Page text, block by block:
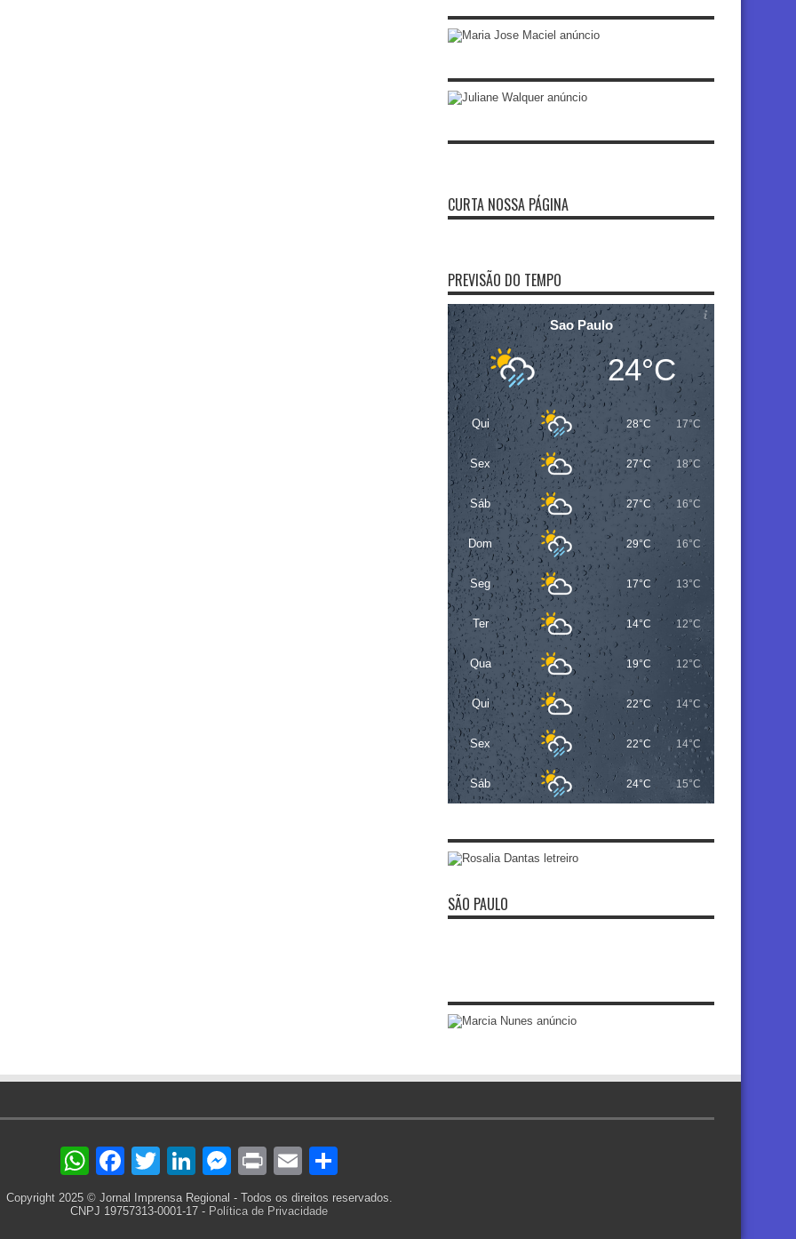
CURTA NOSSA PÁGINA
PREVISÃO DO TEMPO
Sao Paulo
24°C
Qui 28°C 17°C
Sex 27°C 18°C
Sáb 27°C 16°C
Dom 29°C 16°C
Seg 17°C 13°C
Ter 14°C 12°C
Qua 19°C 12°C
Qui 22°C 14°C
Sex 22°C 14°C
Sáb 24°C 15°C
SÃO PAULO
WhatsApp
Facebook
TwitterLinkedIn
Messenger
PrintEmail
Copyright 2025 © Jornal Imprensa Regional - Todos os direitos reservados.
CNPJ 19757313-0001-17 - Política de Privacidade